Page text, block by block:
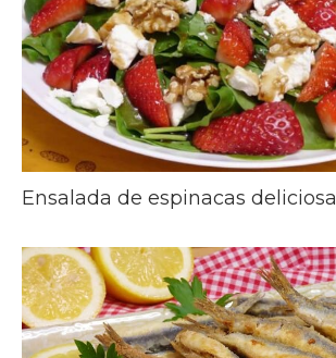
Ensalada de espinacas deliciosa